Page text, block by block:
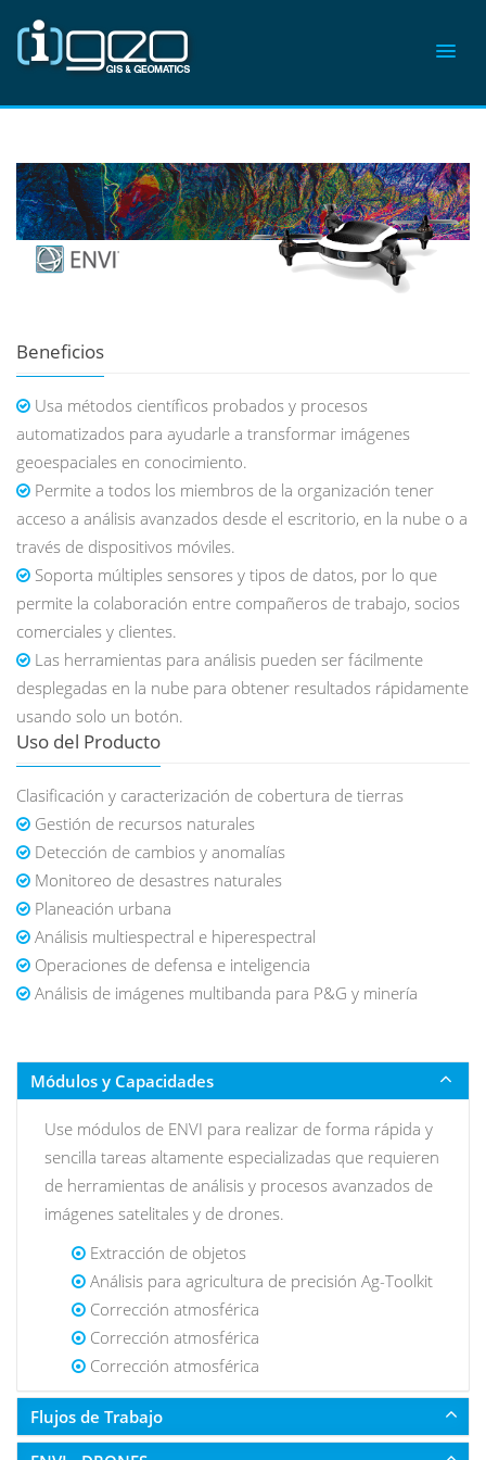
Beneficios
Usa métodos científicos probados y procesos
automatizados para ayudarle a transformar imágenes
geoespaciales en conocimiento.
Permite a todos los miembros de la organización tener
acceso a análisis avanzados desde el escritorio, en la nube o a
través de dispositivos móviles.
Soporta múltiples sensores y tipos de datos, por lo que
permite la colaboración entre compañeros de trabajo, socios
comerciales y clientes.
Las herramientas para análisis pueden ser fácilmente
desplegadas en la nube para obtener resultados rápidamente
usando solo un botón.
Uso del Producto
Clasificación y caracterización de cobertura de tierras
Gestión de recursos naturales
Detección de cambios y anomalías
Monitoreo de desastres naturales
Planeación urbana
Análisis multiespectral e hiperespectral
Operaciones de defensa e inteligencia
Análisis de imágenes multibanda para P&G y minería
Módulos y Capacidades
Use módulos de ENVI para realizar de forma rápida y
sencilla tareas altamente especializadas que requieren
de herramientas de análisis y procesos avanzados de
imágenes satelitales y de drones.
Extracción de objetos
Análisis para agricultura de precisión Ag-Toolkit
Corrección atmosférica
Corrección atmosférica
Corrección atmosférica
Flujos de Trabajo